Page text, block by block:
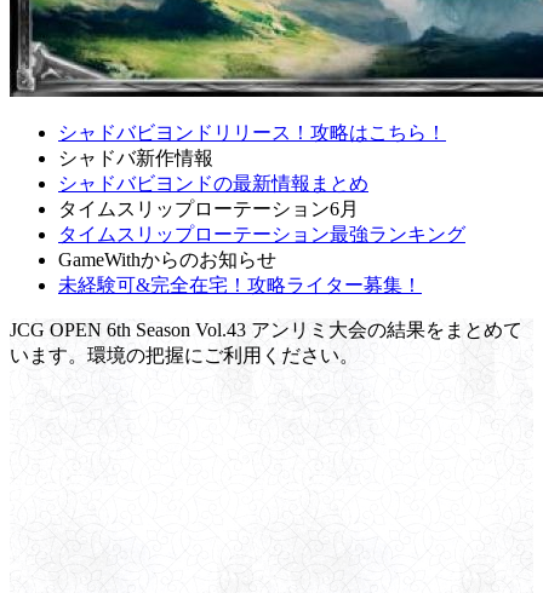
シャドバビヨンドリリース！攻略はこちら！
シャドバ新作情報
シャドバビヨンドの最新情報まとめ
タイムスリップローテーション6月
タイムスリップローテーション最強ランキング
GameWithからのお知らせ
未経験可&完全在宅！攻略ライター募集！
JCG OPEN 6th Season Vol.43 アンリミ大会の結果をまとめて
います。環境の把握にご利用ください。